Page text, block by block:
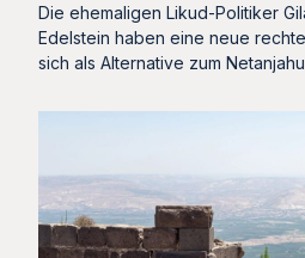
Die ehemaligen Likud-Politiker
Edelstein haben eine neue
sich als Alternative zum